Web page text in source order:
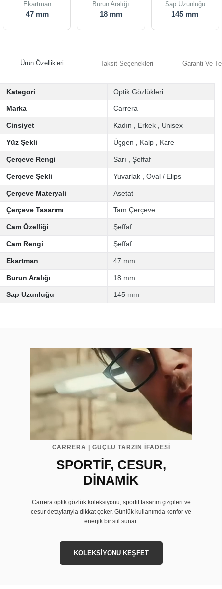
Ekartman
47 mm
Burun Aralığı
18 mm
Sap Uzunluğu
145 mm
Ürün Özellikleri Taksit Seçenekleri Garanti Ve
Kategori Optik Gözlükleri
Marka Carrera
Cinsiyet Kadın Erkek Unisex
Yüz Şekli Üçgen Kalp Kare
Çerçeve Rengi Sarı Şeffaf
Çerçeve Şekli Yuvarlak Oval / Elips
Çerçeve Materyali Asetat
Çerçeve Tasarımı Tam Çerçeve
Cam Özelliği Şeffaf
Cam Rengi Şeffaf
Ekartman 47 mm
Burun Aralığı 18 mm
Sap Uzunluğu 145 mm
CARRERA | GÜÇLÜ TARZIN İFADESİ
SPORTİF, CESUR,
DİNAMİK
Carrera optik gözlük koleksiyonu, sportif tasarım çizgileri ve
cesur detaylarıyla dikkat çeker. Günlük kullanımda konfor ve
enerjik bir stil sunar.
KOLEKSİYONU KEŞFET